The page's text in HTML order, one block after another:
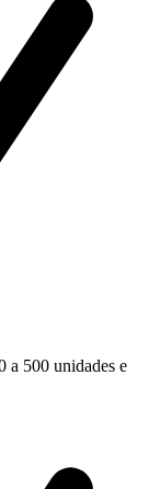
a 500 unidades e